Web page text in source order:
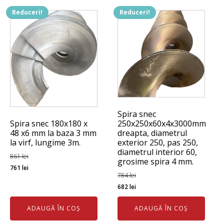
Reduceri!
Spira snec 180x180 x
48 x6 mm la baza 3 mm
la virf, lungime 3m.
861lei
Prețul
861 lei.
761 leiPrețul
761 lei.
ADAUGĂ ÎN COȘ
Reduceri!
Spira snec
250x250x60x4x3000mm
dreapta, diametrul
exterior 250, pas 250,
diametrul interior 60,
grosime spira 4 mm.
784lei
Prețul
inițial
682leiPrețul
curent
este:
ADAUGĂ ÎN COȘ